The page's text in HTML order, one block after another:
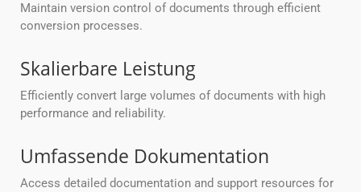
Maintain version control of documents through efficient
conversion processes.
Skalierbare Leistung
Efficiently convert large volumes of documents with high
performance and reliability.
Umfassende Dokumentation
Access detailed documentation and support resources for